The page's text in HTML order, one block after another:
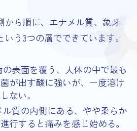
から順に、エナメル質、象牙
う3つの層でできています。
の表面を覆う、人体の中で最も
が出す酸に強いが、一度溶け
ない。
ル質の内側にある、やや柔らか
行すると痛みを感じ始める。